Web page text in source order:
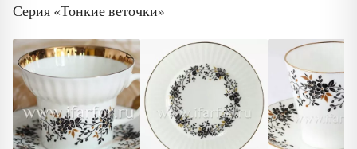
Серия «Тонкие веточки»